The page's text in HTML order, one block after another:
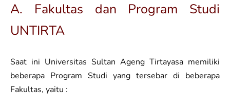
A. Fakultas dan Program Studi
UNTIRTA
Saat ini Universitas Sultan Ageng Tirtayasa memiliki
beberapa Program Studi yang tersebar di beberapa
Fakultas, yaitu :